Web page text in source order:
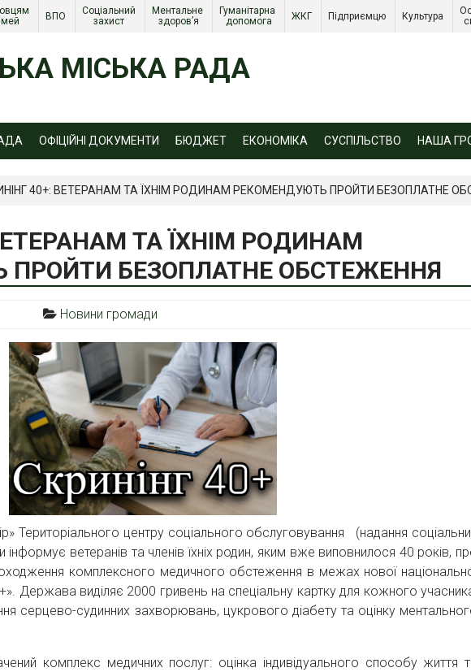
ВПО
Соціальний
захист
Ментальне
здоров’я
Гуманітарна
допомога
ЖКГ Підприємцю Культура
МІСЬКА РАДА
ОФІЦІЙНІ ДОКУМЕНТИ БЮДЖЕТ ЕКОНОМІКА СУСПІЛЬСТВО НАША
40+: ВЕТЕРАНАМ ТА ЇХНІМ РОДИНАМ РЕКОМЕНДУЮТЬ ПРОЙТИ БЕЗОПЛАТНЕ
ТА ЇХНІМ РОДИНАМ
БЕЗОПЛАТНЕ ОБСТЕЖЕННЯ
Новини громади
Територіального центру соціального обслуговування (надання
інформує ветеранів та членів їхніх родин, яким вже виповнилося 40 років,
комплексного медичного обстеження в межах нової
Держава виділяє 2000 гривень на спеціальну картку для кожного
серцево-судинних захворювань, цукрового діабету та оцінку
комплекс медичних послуг: оцінка індивідуального способу життя